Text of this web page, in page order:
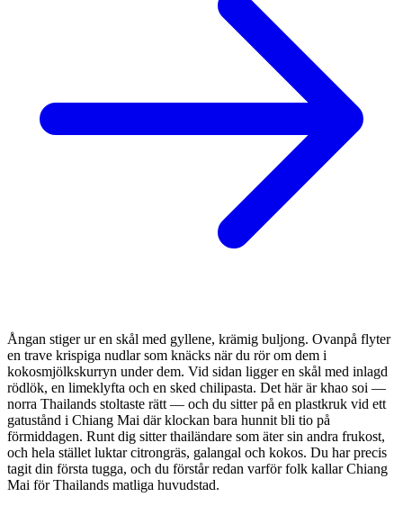
Ångan stiger ur en skål med gyllene, krämig buljong. Ovanpå flyter
en trave krispiga nudlar som knäcks när du rör om dem i
kokosmjölkskurryn under dem. Vid sidan ligger en skål med inlagd
rödlök, en limeklyfta och en sked chilipasta. Det här är khao soi —
norra Thailands stoltaste rätt — och du sitter på en plastkruk vid ett
gatustånd i Chiang Mai där klockan bara hunnit bli tio på
förmiddagen. Runt dig sitter thailändare som äter sin andra frukost,
och hela stället luktar citrongräs, galangal och kokos. Du har precis
tagit din första tugga, och du förstår redan varför folk kallar Chiang
Mai för Thailands matliga huvudstad.